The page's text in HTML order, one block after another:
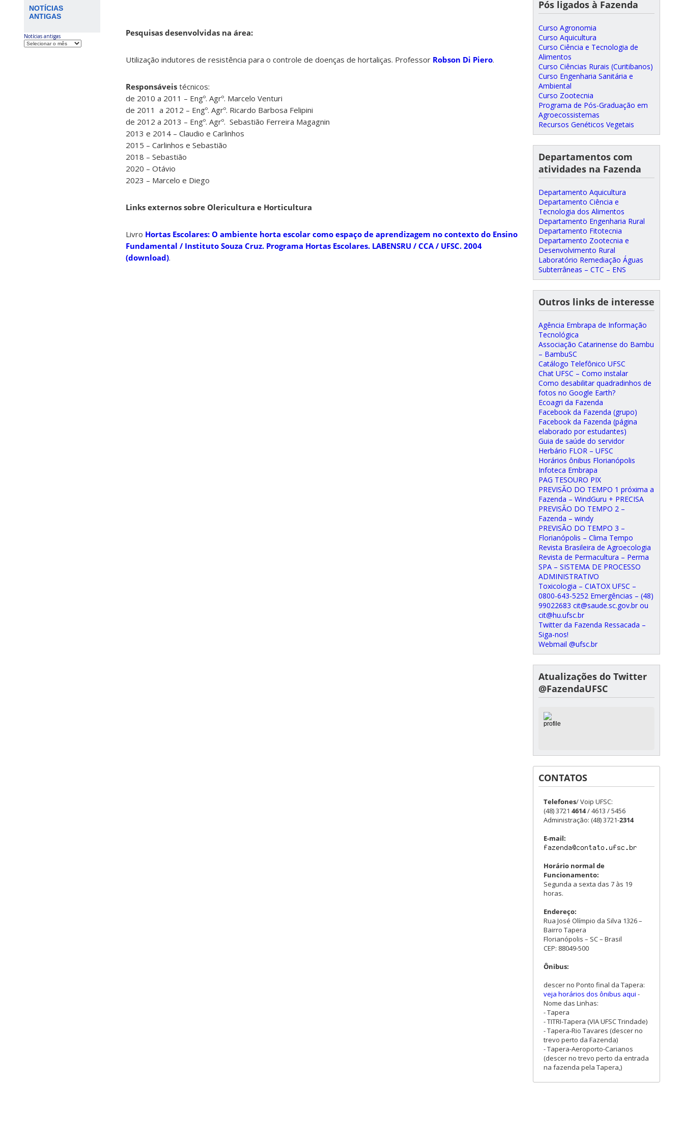
NOTÍCIAS
ANTIGAS
Notícias antigas Pesquisas desenvolvidas na área:
Utilização indutores de resistência para o controle de doenças de hortaliças. Professor Robson Di Piero.
Responsáveis técnicos:
de 2010 a 2011 – Engº. Agrº. Marcelo Venturi
de 2011 a 2012 – Engº. Agrº. Ricardo Barbosa Felipini
de 2012 a 2013 – Engº. Agrº. Sebastião Ferreira Magagnin
2013 e 2014 – Claudio e Carlinhos
2015 – Carlinhos e Sebastião
2018 – Sebastião
2020 – Otávio
2023 – Marcelo e Diego
Links externos sobre Olericultura e Horticultura
Livro Hortas Escolares: O ambiente horta escolar como espaço de aprendizagem no contexto do Ensino
Fundamental / Instituto Souza Cruz. Programa Hortas Escolares. LABENSRU / CCA / UFSC. 2004
(download).
Pós ligados à Fazenda
Curso Agronomia
Curso Aquicultura
Curso Ciência e Tecnologia de
Alimentos
Curso Ciências Rurais (Curitibanos)
Curso Engenharia Sanitária e
Ambiental
Curso Zootecnia
Programa de Pós-Graduação em
Agroecossistemas
Recursos Genéticos Vegetais
Departamentos com
atividades na Fazenda
Departamento Aquicultura
Departamento Ciência e
Tecnologia dos Alimentos
Departamento Engenharia Rural
Departamento Fitotecnia
Departamento Zootecnia e
Desenvolvimento Rural
Laboratório Remediação Águas
Subterrâneas – CTC – ENS
Outros links de interesse
Agência Embrapa de Informação
Tecnológica
Associação Catarinense do Bambu
– BambuSC
Catálogo Telefônico UFSC
Chat UFSC – Como instalar
Como desabilitar quadradinhos de
fotos no Google Earth?
Ecoagri da Fazenda
Facebook da Fazenda (grupo)
Facebook da Fazenda (página
elaborado por estudantes)
Guia de saúde do servidor
Herbário FLOR – UFSC
Horários ônibus Florianópolis
Infoteca Embrapa
PAG TESOURO PIX
PREVISÃO DO TEMPO 1 próxima a
Fazenda – WindGuru + PRECISA
PREVISÃO DO TEMPO 2 –
Fazenda – windy
PREVISÃO DO TEMPO 3 –
Florianópolis – Clima Tempo
Revista Brasileira de Agroecologia
Revista de Permacultura – Perma
SPA – SISTEMA DE PROCESSO
ADMINISTRATIVO
Toxicologia – CIATOX UFSC –
0800-643-5252 Emergências – (48)
99022683 cit@saude.sc.gov.br ou
cit@hu.ufsc.br
Twitter da Fazenda Ressacada –
Siga-nos!
Webmail @ufsc.br
Atualizações do Twitter
@FazendaUFSC
CONTATOS
Telefones/ Voip UFSC:
(48) 3721 4614/ 4613 / 5456
Administração: (48) 3721-2314
E-mail:
Horário normal de
Funcionamento:
Segunda a sexta das 7 às 19
horas.
Endereço:
Rua José Olímpio da Silva 1326 –
Bairro Tapera
Florianópolis – SC – Brasil
CEP: 88049-500
Ônibus:
descer no Ponto final da Tapera:
veja horários dos ônibus aqui -
Nome das Linhas:
- Tapera
- TITRI-Tapera (VIA UFSC Trindade)
- Tapera-Rio Tavares (descer no
trevo perto da Fazenda)
- Tapera-Aeroporto-Carianos
(descer no trevo perto da entrada
na fazenda pela Tapera,)